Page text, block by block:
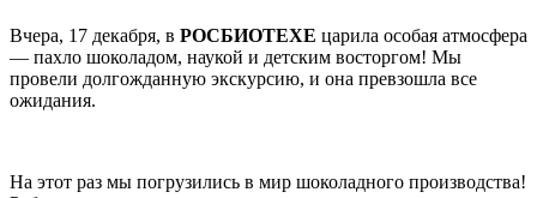
Вчера, 17 декабря, в РОСБИОТЕХЕ царила особая атмосфера
— пахло шоколадом, наукой и детским восторгом! Мы
провели долгожданную экскурсию, и она превзошла все
ожидания.
На этот раз мы погрузились в мир шоколадного производства!